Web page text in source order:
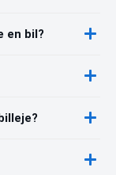
en bil?